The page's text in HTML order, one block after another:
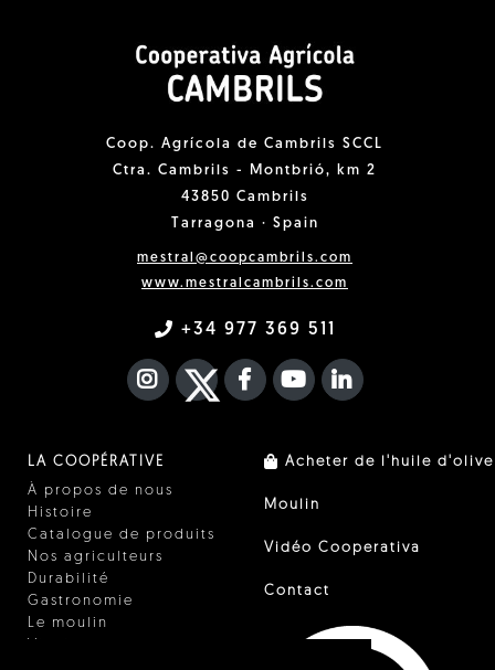
Coop. Agrícola de Cambrils SCCL
Ctra. Cambrils - Montbrió, km 2
43850 Cambrils
Tarragona · Spain
mestral@coopcambrils.com
www.mestralcambrils.com
+34 977 369 511
INSTAGRAM
TWITTER
FACEBOOK F
YOUTUBEFA LINKEDIN
LA COOPÉRATIVE
À propos de nous
Histoire
Catalogue de produits
Nos agriculteurs
Durabilité
Gastronomie
Le moulin
Acheter de l'huile d'olive
Moulin
Vidéo Cooperativa
Contact